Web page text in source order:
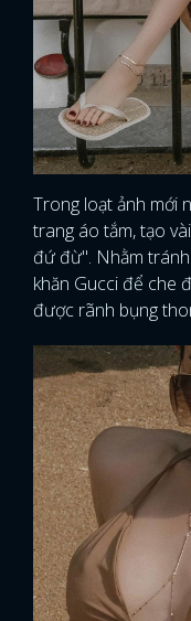
Trong loạt ảnh mới
trang áo tắm, tạo
đứ đừ". Nhằm
khăn Gucci để che
được rãnh bụng